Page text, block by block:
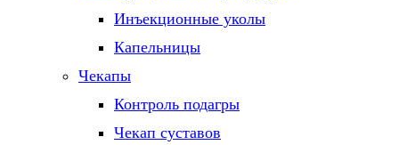
Инъекционные уколы
Капельницы
Чекапы
Контроль подагры
Чекап суставов